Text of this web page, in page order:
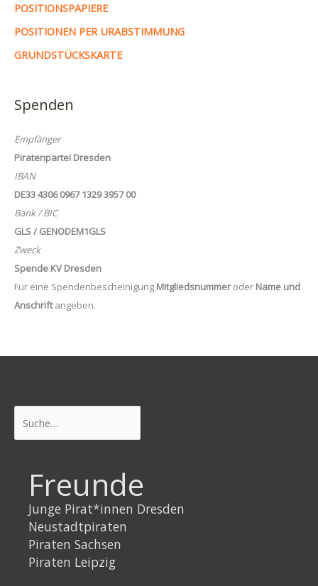
POSITIONSPAPIERE
POSITIONEN PER URABSTIMMUNG
GRUNDSTÜCKSKARTE
Spenden
Empfänger
Piratenpartei Dresden
IBAN
DE33 4306 0967 1329 3957 00
Bank / BIC
GLS / GENODEM1GLS
Zweck
Spende KV Dresden
Für eine Spendenbescheinigung Mitgliedsnummeroder Name und
Anschriftangeben.
Freunde
Junge Pirat*innen Dresden
Neustadtpiraten
Piraten Sachsen
Piraten Leipzig